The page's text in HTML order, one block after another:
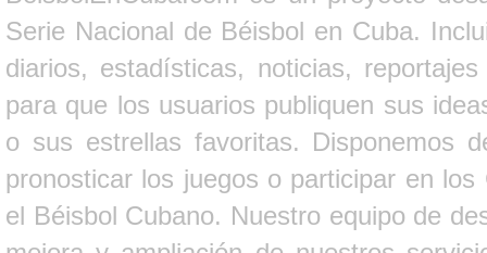
Serie Nacional de Béisbol en Cuba.
diarios, estadísticas, noticias,
para que los usuarios publiquen sus
o sus estrellas favoritas. Disponemos
pronosticar los juegos o participar en
el Béisbol Cubano. Nuestro equipo de